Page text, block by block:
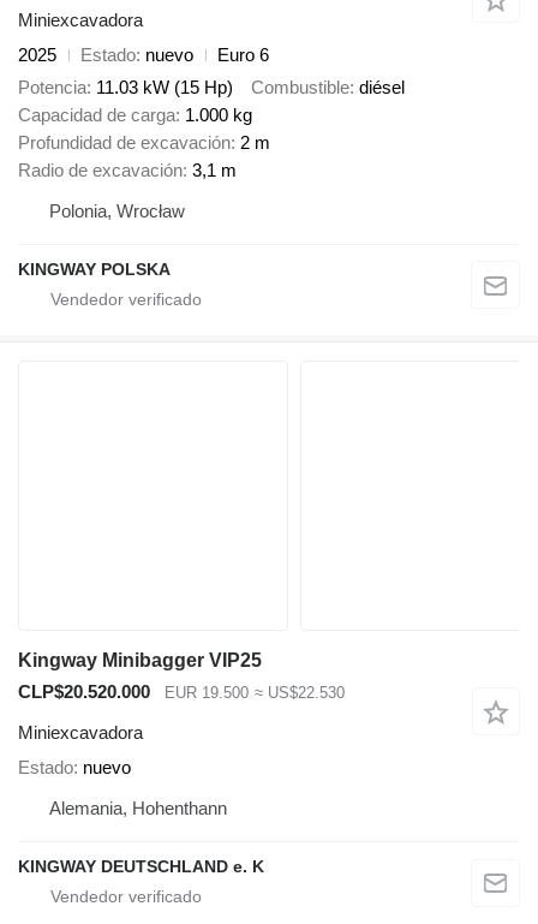
Miniexcavadora
2025
Estado nuevo
Euro 6
Potencia 11.03 kW (15 Hp) Combustible diésel
Capacidad de carga 1.000 kg
Profundidad de excavación 2 m
Radio de excavación 3,1 m
Polonia, Wrocław
KINGWAY POLSKA
Kingway Minibagger VIP25
CLP$20.520.000
EUR 19.500 ≈ US$22.530
Miniexcavadora
Estado nuevo
Alemania, Hohenthann
KINGWAY DEUTSCHLAND e. K